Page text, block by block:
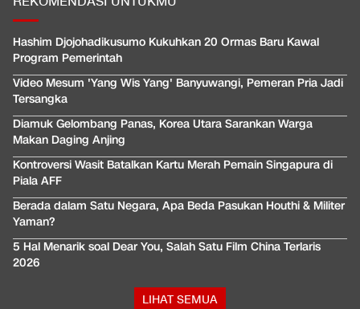
Hashim Djojohadikusumo Kukuhkan 20 Ormas Baru Kawal
Program Pemerintah
Video Mesum 'Yang Wis Yang' Banyuwangi, Pemeran Pria Jadi
Tersangka
Diamuk Gelombang Panas, Korea Utara Sarankan Warga
Makan Daging Anjing
Kontroversi Wasit Batalkan Kartu Merah Pemain Singapura di
Piala AFF
Berada dalam Satu Negara, Apa Beda Pasukan Houthi & Militer
Yaman?
5 Hal Menarik soal Dear You, Salah Satu Film China Terlaris
2026
LIHAT SEMUA